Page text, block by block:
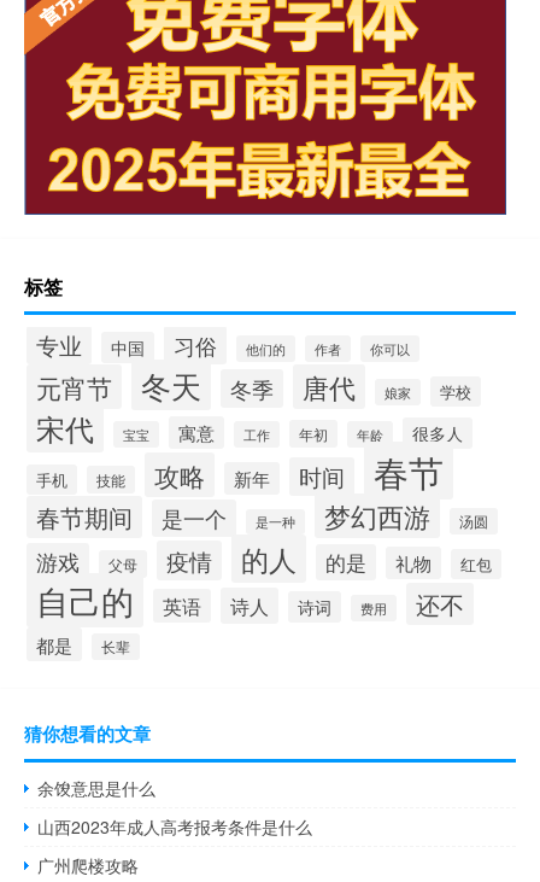
标签
专业 中国 习俗 他们的 作者 你可以
元宵节 冬天 冬季 唐代 娘家 学校
宋代 宝宝 寓意 工作 年初 年龄 很多人
手机 技能 攻略 新年 时间 春节
春节期间 是一个 是一种 梦幻西游 汤圆
游戏 父母 疫情 的人 的是 礼物 红包
自己的 英语 诗人 诗词 费用 还不
都是 长辈
猜你想看的文章
余馂意思是什么
山西2023年成人高考报考条件是什么
广州爬楼攻略